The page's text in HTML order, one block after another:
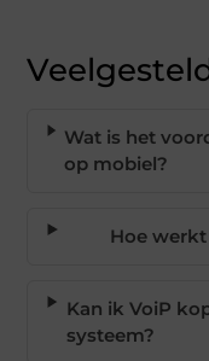
Wat is het
op mobiel?
Hoe
Kan ik VoiP
systeem?